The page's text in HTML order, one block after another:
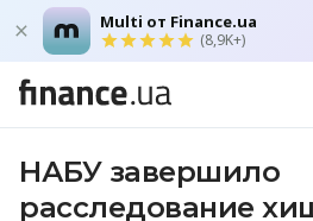
Multi от Finance.ua
(8,9K+)
НАБУ завершило
расследование